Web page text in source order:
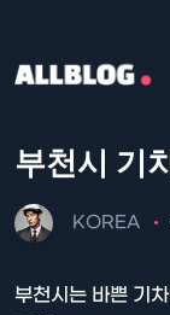
부천시 기
KOREA
부천시는 바쁜 기